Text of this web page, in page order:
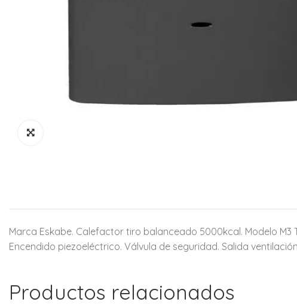
Marca Eskabe. Calefactor tiro balanceado 5000kcal. Modelo M3
Encendido piezoeléctrico. Válvula de seguridad. Salida
Productos relacionados